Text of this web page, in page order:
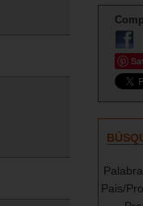
Pais/